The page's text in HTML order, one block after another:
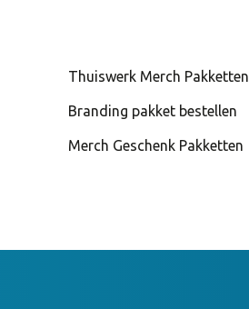
Thuiswerk Merch Pakketten
Branding pakket bestellen
Merch Geschenk Pakketten